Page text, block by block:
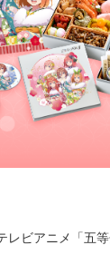
レビアニメ「五